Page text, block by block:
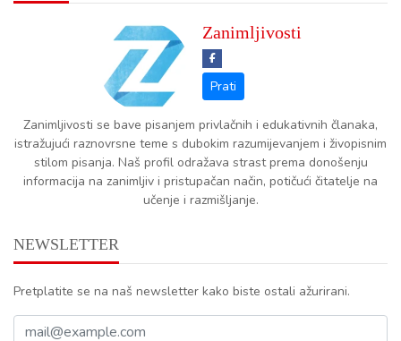
Zanimljivosti
Zanimljivosti se bave pisanjem privlačnih i edukativnih članaka,
istražujući raznovrsne teme s dubokim razumijevanjem i živopisnim
stilom pisanja. Naš profil odražava strast prema donošenju
informacija na zanimljiv i pristupačan način, potičući čitatelje na
učenje i razmišljanje.
NEWSLETTER
Pretplatite se na naš newsletter kako biste ostali ažurirani.